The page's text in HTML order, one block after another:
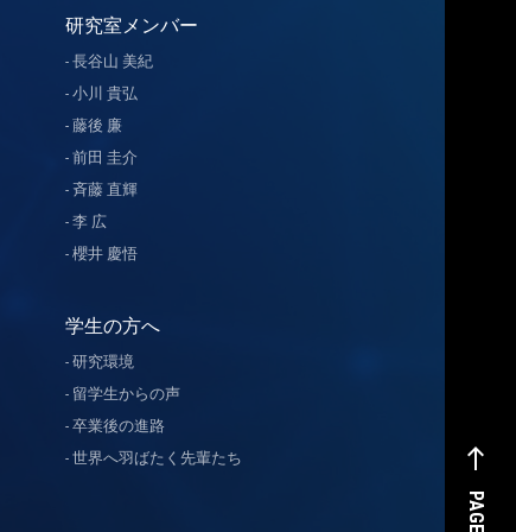
west
研究室メンバー
長谷山 美紀
小川 貴弘
藤後 廉
前田 圭介
斉藤 直輝
李 広
櫻井 慶悟
学生の方へ
研究環境
留学生からの声
卒業後の進路
世界へ羽ばたく先輩たち